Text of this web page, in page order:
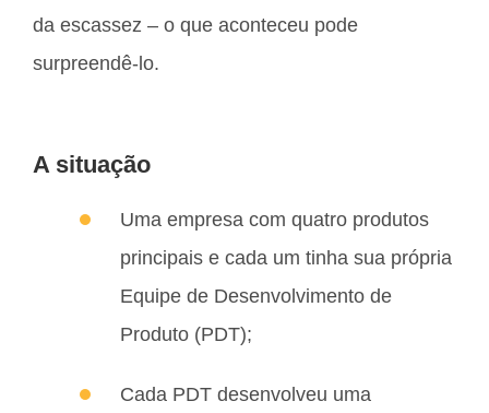
da escassez – o que aconteceu pode
surpreendê-lo.
A situação
Uma empresa com quatro produtos
principais e cada um tinha sua própria
Equipe de Desenvolvimento de
Produto (PDT);
Cada PDT desenvolveu uma